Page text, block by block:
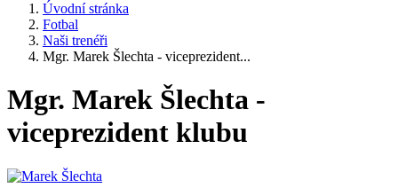
Úvodní stránka
Fotbal
Naši trenéři
Mgr. Marek Šlechta - viceprezident...
Mgr. Marek Šlechta -
viceprezident klubu